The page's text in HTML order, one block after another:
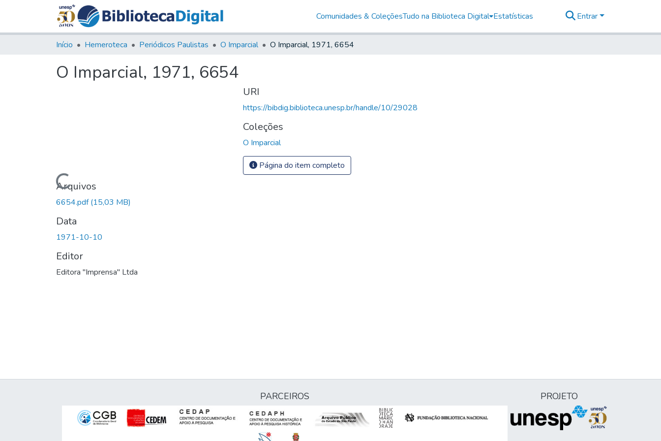
Comunidades & ColeçõesTudo na Biblioteca Digital Estatísticas Entrar
Início Hemeroteca Periódicos Paulistas O Imparcial O Imparcial, 1971, 6654
O Imparcial, 1971, 6654
Carregando...
Arquivos
6654.pdf(15,03 MB)
Data
1971-10-10
Editor
Editora "Imprensa" Ltda
URI
https://bibdig.biblioteca.unesp.br/handle/10/29028
Coleções
O Imparcial
Página do item completo
PARCEIROS PROJETO